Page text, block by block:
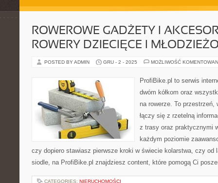
ROWEROWE GADŻETY I
ROWERY DZIECIĘCE I
POSTED BY ADMIN GRU - 2 - 2025 MOŻLIWOŚĆ
ProfiBike.pl to serwis
dwóm kółkom oraz
na rowerze. To przestrzeń,
łączy się z rzetelną
z trasy oraz praktycznymi
każdym poziomie
czy dopiero stawiasz pierwsze kroki w świecie kolarstwa, czy od
siodle, na ProfiBike.pl znajdziesz content, które pomogą Ci
CATEGORIES: NIERUCHOMOŚCI